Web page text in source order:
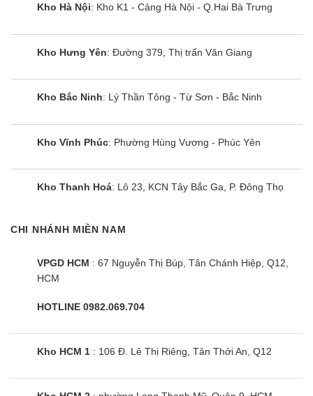
Bảo hành24tháng kể từ ngày mua, tối đa 30 tháng kể
Bảo hành tại nhà, người của hãng bảo hành
trợ kịp thời.
Địa chỉ mua tủ lạnh Mitsubishi 6 cánh giá rẻ
nhất
Kho Hà Nội: Kho K1 - Cảng Hà Nội - Q.Hai Bà Trưng
Kho Hưng Yên: Đường 379, Thị trấn Văn Giang
Kho Bắc Ninh: Lý Thần Tông - Từ Sơn - Bắc Ninh
Kho Vĩnh Phúc: Phường Hùng Vương - Phúc Yên
Kho Thanh Hoá: Lô 23, KCN Tây Bắc Ga, P. Đông Thọ
CHI NHÁNH MIỀN NAM
VPGD HCM : 67 Nguyễn Thị Búp, Tân Chánh Hiệp, Q12,
HCM
HOTLINE 0982.069.704
Kho HCM 1 : 106 Đ. Lê Thị Riêng, Tân Thới An, Q12